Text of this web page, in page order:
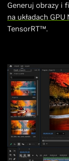
Generuj obrazy i
na układach GPU
TensorRT™.